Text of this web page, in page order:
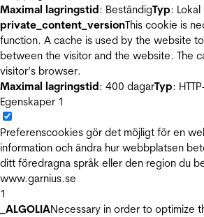
Maximal lagringstid: BeständigTyp: Lokal
private_content_versionThis cookie is
function. A cache is used by the website
between the visitor and the website. The
visitor’s browser.
Maximal lagringstid: 400 dagarTyp:
Egenskaper 1
Preferenscookies gör det möjligt för en
information och ändra hur webbplatsen
ditt föredragna språk eller den region du
www.garnius.se
1
_ALGOLIANecessary in order to optimize